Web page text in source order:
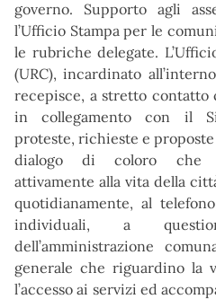
governo. Supporto agli
l’Ufficio Stampa per le
le rubriche delegate.
(URC), incardinato
recepisce, a stretto
in collegamento con il
proteste, richieste e proposte
dialogo di coloro che
attivamente alla vita della
quotidianamente, al
individuali, a
dell’amministrazione
generale che riguardino la
l’accesso ai servizi ed